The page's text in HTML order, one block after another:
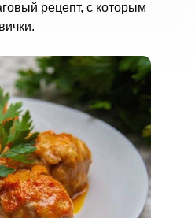
рецепт, с которым